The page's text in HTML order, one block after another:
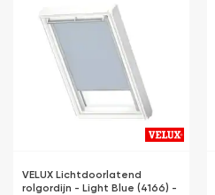
VELUX Lichtdoorlatend
rolgordijn - Light Blue (4166) -